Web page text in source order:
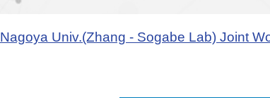
Univ.(Zhang - Sogabe Lab) Joint